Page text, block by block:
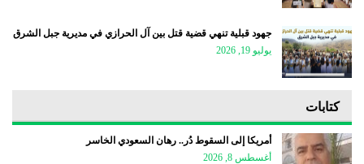
جهود قبلية تنهي قضية قتل بين آل الحرازي في مديرية جبل الشرق
يوليو 19, 2026
كتابات
أمريكا إلى السقوط دُر.. رهان السعودي الخاسر
أغسطس 8, 2026